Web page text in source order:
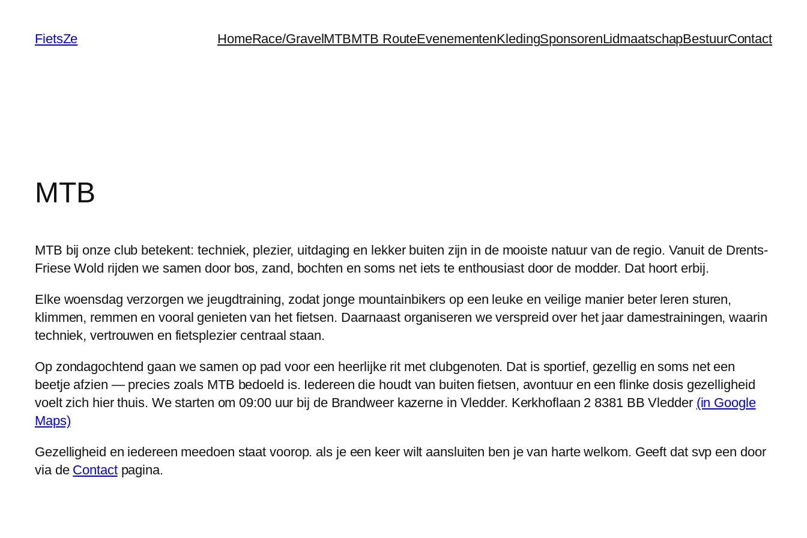
FietsZe HomeRace/GravelMTBMTB RouteEvenementenKledingSponsorenLidmaatschapBestuurContact
MTB
MTB bij onze club betekent: techniek, plezier, uitdaging en lekker buiten zijn in de mooiste natuur van de regio. Vanuit de Drents-
Friese Wold rijden we samen door bos, zand, bochten en soms net iets te enthousiast door de modder. Dat hoort erbij.
Elke woensdag verzorgen we jeugdtraining, zodat jonge mountainbikers op een leuke en veilige manier beter leren sturen,
klimmen, remmen en vooral genieten van het fietsen. Daarnaast organiseren we verspreid over het jaar damestrainingen, waarin
techniek, vertrouwen en fietsplezier centraal staan.
Op zondagochtend gaan we samen op pad voor een heerlijke rit met clubgenoten. Dat is sportief, gezellig en soms net een
beetje afzien — precies zoals MTB bedoeld is. Iedereen die houdt van buiten fietsen, avontuur en een flinke dosis gezelligheid
voelt zich hier thuis. We starten om 09:00 uur bij de Brandweer kazerne in Vledder. Kerkhoflaan 2 8381 BB Vledder (in Google
Maps)
Gezelligheid en iedereen meedoen staat voorop. als je een keer wilt aansluiten ben je van harte welkom. Geeft dat svp een door
via de Contactpagina.